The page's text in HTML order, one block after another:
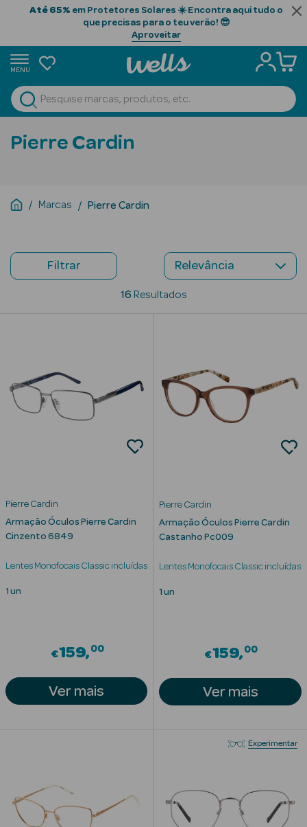
Até 65% em Protetores Solares ☀️ Encontra aqui tudo o
que precisas para o teu verão! 😎
Aproveitar
MENU
Ver Tudo
Beauty Season
Beauty Season
Maquilhagem
Beauty Season
Nutricosmética
Perfumes
Pierre Cardin
Marcas Pierre Cardin
Filtrar
16 Resultados
Pierre Cardin
Armação Óculos Pierre Cardin
Cinzento 6849
Lentes Monofocais Classic incluídas
1 un
€159 00
Ver mais
Pierre Cardin
Armação Óculos Pierre Cardin
Castanho Pc009
Lentes Monofocais Classic incluídas
1 un
€159 00
Ver mais
Experimentar